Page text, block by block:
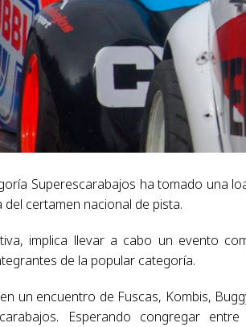
Superescarabajos ha tomado una
certamen nacional de pista.
implica llevar a cabo un evento
de la popular categoría.
un encuentro de Fuscas, Kombis,
Esperando congregar